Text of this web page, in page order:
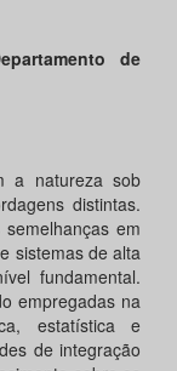
de
a natureza sob
distintas.
em
sistemas de alta
fundamental.
empregadas na
estatística e
de integração